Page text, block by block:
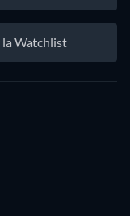
la Watchlist